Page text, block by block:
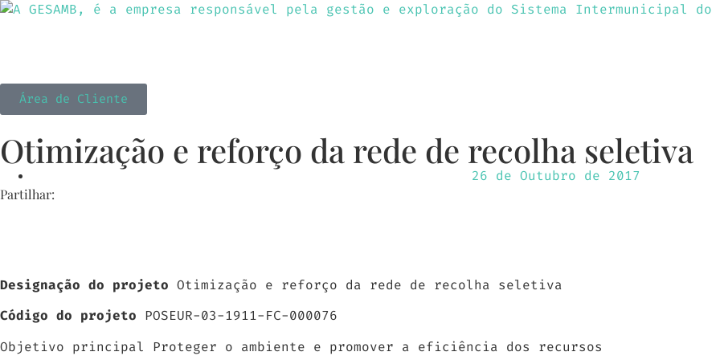
Área de Cliente
Otimização e reforço da rede de recolha seletiva
26 de Outubro de 2017
Partilhar:
Designação do projeto Otimização e reforço da rede de recolha seletiva
Código do projeto POSEUR-03-1911-FC-000076
Objetivo principal Proteger o ambiente e promover a eficiência dos recursos